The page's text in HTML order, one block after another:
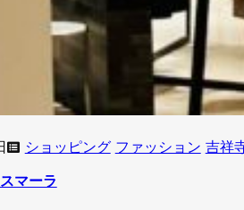
ショッピング ファッション 吉祥
マーラ